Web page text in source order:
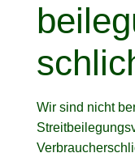
Wir sind nicht